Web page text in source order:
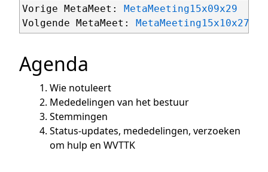
Vorige MetaMeet:
MetaMeeting15x09x29
Volgende MetaMeet:
MetaMeeting15x10x27
Agenda
Wie notuleert
Mededelingen van het bestuur
Stemmingen
Status-updates, mededelingen, verzoeken
om hulp en WVTTK